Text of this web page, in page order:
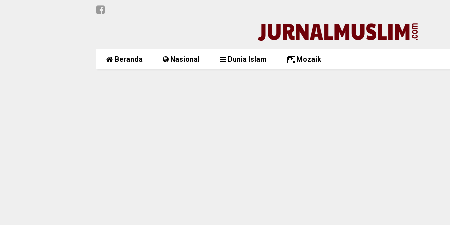
Beranda Nasional Dunia Islam Mozaik